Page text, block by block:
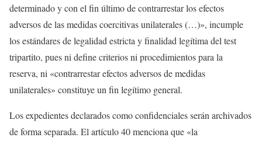
determinado y con el fin último de contrarrestar los efectos
adversos de las medidas coercitivas unilaterales (…)», incumple
los estándares de legalidad estricta y finalidad legítima del test
tripartito, pues ni define criterios ni procedimientos para la
reserva, ni «contrarrestar efectos adversos de medidas
unilaterales» constituye un fin legítimo general.
Los expedientes declarados como confidenciales serán archivados
de forma separada. El artículo 40 menciona que «la